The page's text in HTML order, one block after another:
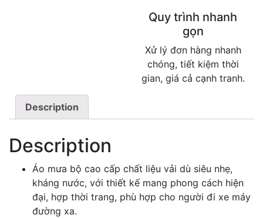
Quy trình nhanh
gọn
Xử lý đơn hàng nhanh
chóng, tiết kiệm thời
gian, giá cả cạnh tranh.
Description
Description
Áo mưa bộ cao cấp chất liệu vải dù siêu nhẹ,
kháng nước, với thiết kế mang phong cách hiện
đại, hợp thời trang, phù hợp cho người đi xe máy
đường xa.